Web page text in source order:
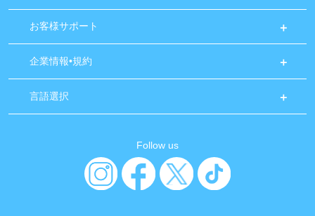
お客様サポート
企業情報•規約
言語選択
Follow us